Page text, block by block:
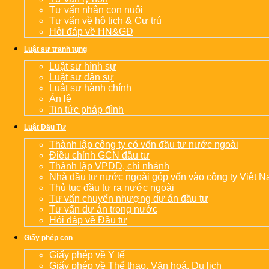
Tư vấn nhận con nuôi
Tư vấn về hộ tịch & Cư trú
Hỏi đáp về HN&GĐ
Luật sư tranh tụng
Luật sư hình sự
Luật sư dân sự
Luật sư hành chính
Án lệ
Tin tức pháp đình
Luật Đầu Tư
Thành lập công ty có vốn đầu tư nước ngoài
Điều chỉnh GCN đầu tư
Thành lập VPDD, chi nhánh
Nhà đầu tư nước ngoài góp vốn vào công ty Việt
Thủ tục đầu tư ra nước ngoài
Tư vấn chuyển nhượng dự án đầu tư
Tư vấn dự án trong nước
Hỏi đáp về Đầu tư
Giấy phép con
Giấy phép về Y tế
Giấy phép về Thể thao, Văn hoá, Du lịch